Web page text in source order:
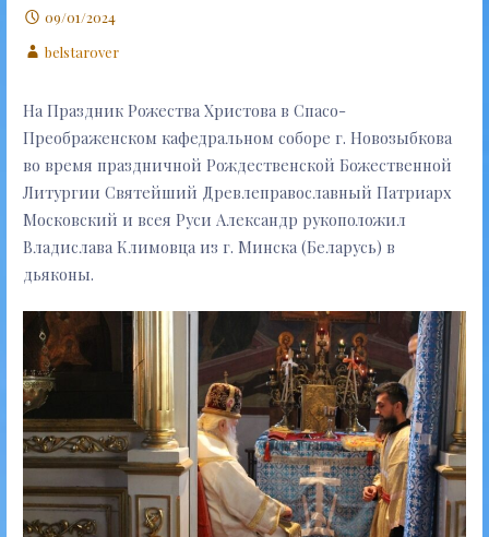
09/01/2024
belstarover
На Праздник Рожества Христова в Спасо-
Преображенском кафедральном соборе г. Новозыбкова
во время праздничной Рождественской Божественной
Литургии Святейший Древлеправославный Патриарх
Московский и всея Руси Александр рукоположил
Владислава Климовца из г. Минска (Беларусь) в
дьяконы.